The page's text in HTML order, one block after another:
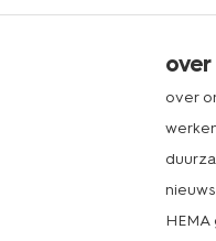
over
over